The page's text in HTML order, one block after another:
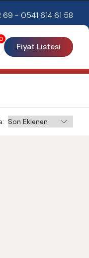
- 0541 614 61 58
Fiyat Listesi
: